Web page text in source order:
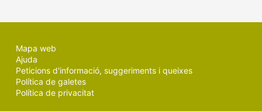
Mapa web
Ajuda
Peticions d'informació, suggeriments i queixes
Política de galetes
Política de privacitat